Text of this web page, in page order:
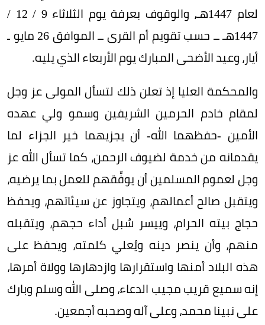
لعام 1447هـ، والوقوف بعرفة يوم الثلاثاء 9 / 12 /
1447هـ ــ حسب تقويم أم القرى ــ الموافق 26 مايو ـ
أيار، وعيد الأضحى المبارك يوم الأربعاء الذي يليه.
والمحكمة العليا إذ تعلن ذلك لتسأل المولى عز وجل
لمقام خادم الحرمين الشريفين وسمو ولي عهده
الأمين -حفظهما الله- أن يجزيهما خير الجزاء لما
يقدمانه من خدمة لضيوف الرحمن، كما تسأل الله عز
وجل لعموم المسلمين أن يوفِّقهم للعمل بما يرضيه،
ويتقبل صالح أعمالهم، ويتجاوز عن سيئاتهم، ويحفظ
حجاج بيته الحرام، وييسر سُبل أداء حجهم، ويتقبله
منهم، وأن ينصر دينه ويُعلي كلمته، ويحفظ على
هذه البلاد أمنها واستقرارها وازدهارها وولاة أمرها،
إنه سميع قريب مجيب الدعاء، وصلى الله وسلم وبارك
على نبينا محمد، وعلى آله وصحبه أجمعين.